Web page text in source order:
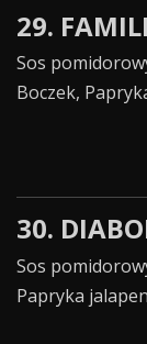
29.
Sos
Boczek,
30.
Sos
Papryka